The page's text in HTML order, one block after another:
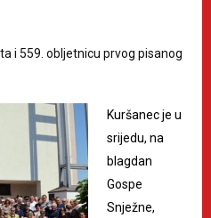
i 559. obljetnicu prvog pisanog
Kuršanec je u
srijedu, na
blagdan
Gospe
Snježne,